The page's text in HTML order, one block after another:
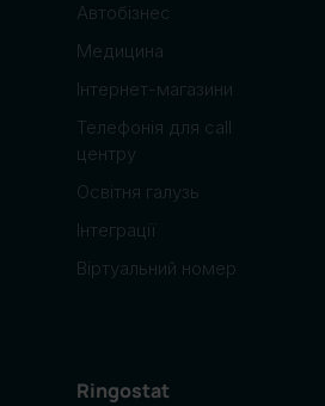
Автобізнес
Медицина
Інтернет-магазини
Телефонія для call
центру
Освітня галузь
Інтеграції
Віртуальний номер
Ringostat